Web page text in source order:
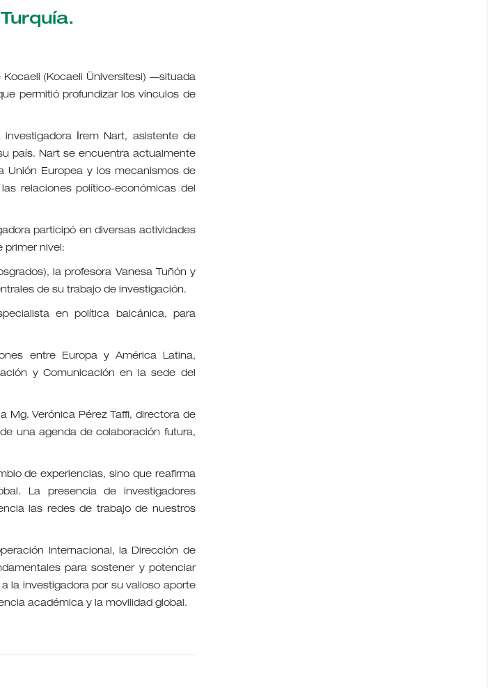
(Kocaeli Üniversitesi) —situada
permitió profundizar los vínculos de
İrem Nart, asistente de
país. Nart se encuentra actualmente
Europea y los mecanismos de
relaciones político-económicas del
participó en diversas actividades
primer nivel:
la profesora Vanesa Tuñón y
de su trabajo de investigación.
en política balcánica, para
entre Europa y América Latina,
y Comunicación en la sede del
Mg. Verónica Pérez Taffi, directora de
una agenda de colaboración futura,
de experiencias, sino que reafirma
La presencia de investigadores
las redes de trabajo de nuestros
Internacional, la Dirección de
para sostener y potenciar
la investigadora por su valioso aporte
académica y la movilidad global.